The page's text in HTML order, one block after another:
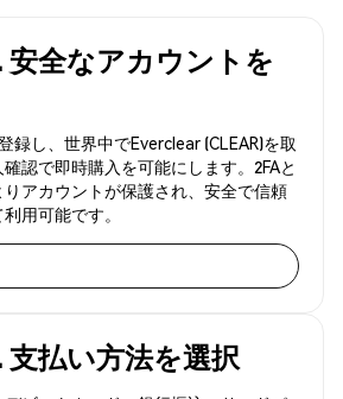
安全なアカウントを
録し、世界中でEverclear (CLEAR)を取
認で即時購入を可能にします。2FAと
アカウントが保護され、安全で信頼
用可能です。
支払い方法を選択